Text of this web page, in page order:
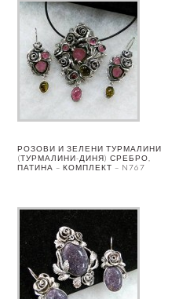
РОЗОВИ И ЗЕЛЕНИ ТУРМАЛИНИ
(ТУРМАЛИНИ-ДИНЯ) СРЕБРО,
ПАТИНА – КОМПЛЕКТ – N767